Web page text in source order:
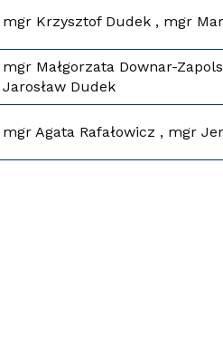
mgr Krzysztof Dudek , mgr
mgr Małgorzata Downar-
Jarosław Dudek
mgr Agata Rafałowicz , mgr